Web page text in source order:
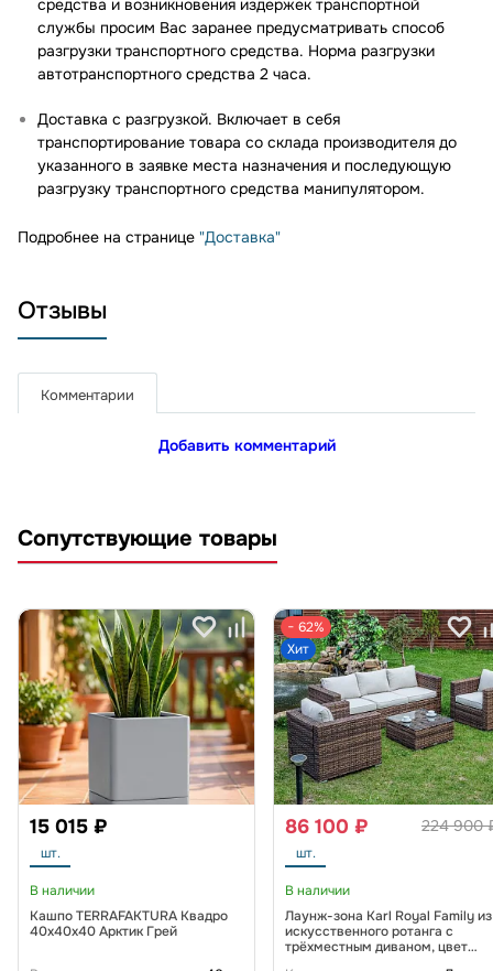
средства и возникновения издержек транспортной
службы просим Вас заранее предусматривать способ
разгрузки транспортного средства. Норма разгрузки
автотранспортного средства 2 часа.
Доставка с разгрузкой. Включает в себя
транспортирование товара со склада производителя до
указанного в заявке места назначения и последующую
разгрузку транспортного средства манипулятором.
Подробнее на странице "Доставка"
Отзывы
Комментарии
Добавить комментарий
Сопутствующие товары
15 015 ₽
шт.
В наличии
Кашпо TERRAFAKTURA Квадро
40x40x40 Арктик Грей
− 62%
Хит
224 900
86 100 ₽
шт.
В наличии
Лаунж-зона Karl Royal Family из
искусственного ротанга с
трёхместным диваном, цвет